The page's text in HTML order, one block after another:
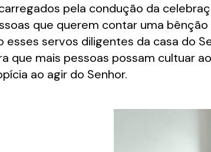
pela condução da
que querem contar uma
esses servos diligentes da casa do
que mais pessoas possam cultuar
ao agir do Senhor.